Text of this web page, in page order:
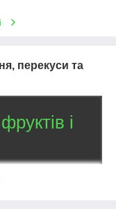
перекуси та
і